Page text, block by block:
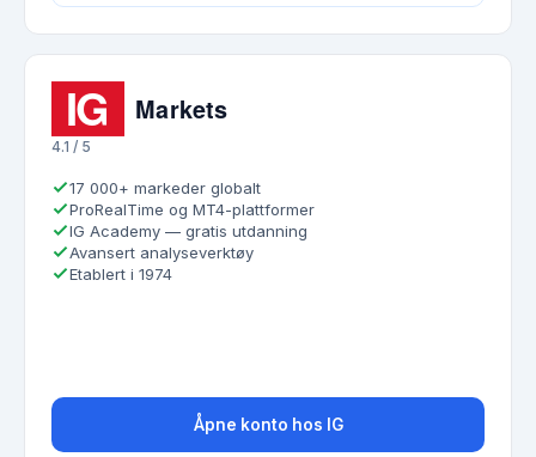
4.1 / 5
17 000+ markeder globalt
ProRealTime og MT4-plattformer
IG Academy — gratis utdanning
Avansert analyseverktøy
Etablert i 1974
Åpne konto hos IG